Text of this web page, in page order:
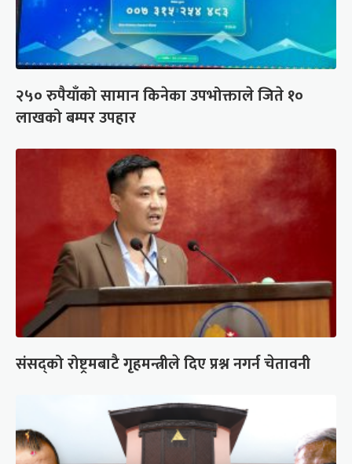
२५० रुपैयाँको सामान किनेका उपभोक्ताले जिते १०
लाखको बम्पर उपहार
संसद्को रोष्ट्रमबाटै गृहमन्त्रीले दिए प्रश्न नगर्न चेतावनी